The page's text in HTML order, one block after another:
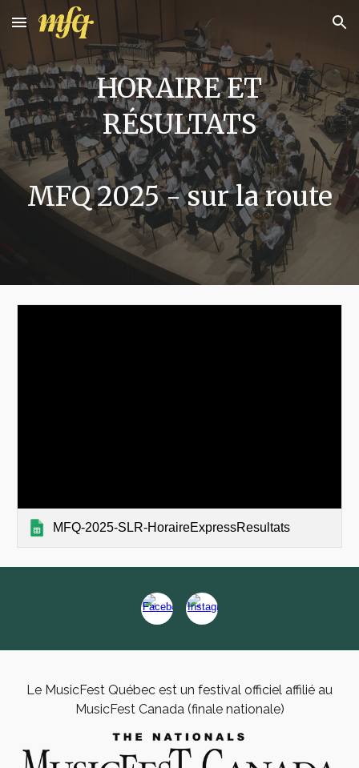
Skip to main content Skip to navigation
HORAIRE ET
RÉSULTATS
MFQ 2025- sur la route
MFQ-2025-SLR-HoraireExpressResultats
Le MusicFest Québec est un festival officiel affilié au
MusicFest Canada (finale nationale)